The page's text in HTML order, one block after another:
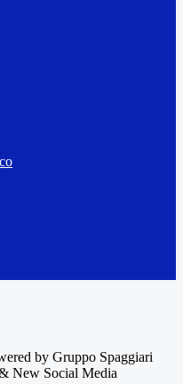
by Gruppo Spaggiari
New Social Media